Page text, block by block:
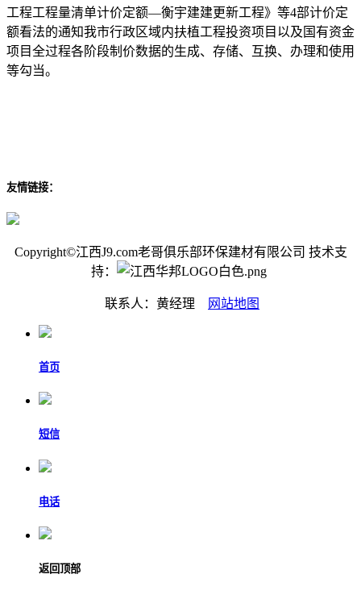
工程工程量清单计价定额—衡宇建建更新工程》等4部计价定
额看法的通知我市行政区域内扶植工程投资项目以及国有资金
项目全过程各阶段制价数据的生成、存储、互换、办理和使用
等勾当。
友情链接：
Copyright©江西J9.com老哥俱乐部环保建材有限公司 技术支
持：
联系人：黄经理 网站地图
首页
短信
电话
返回顶部